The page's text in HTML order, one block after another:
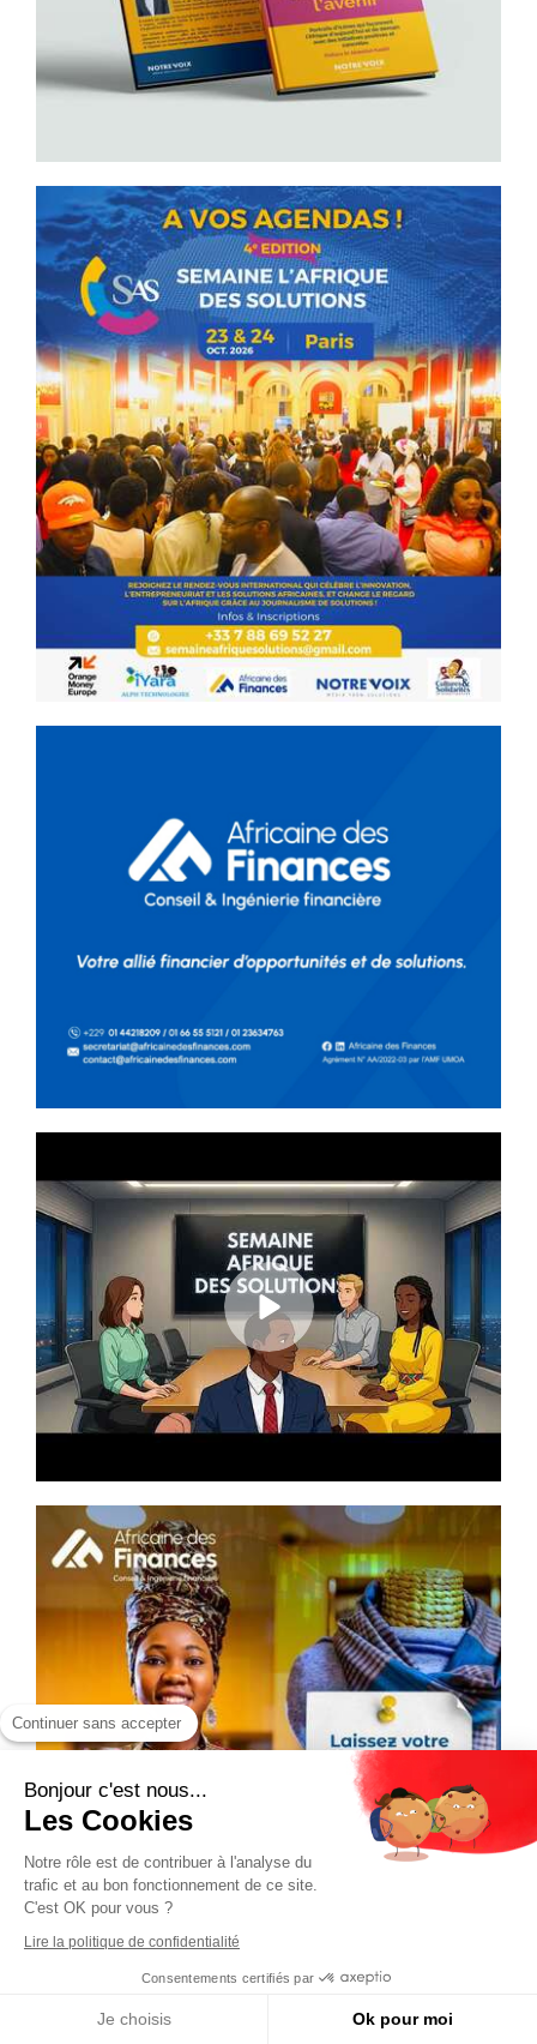
Continuer sans accepter
Bonjour c'est nous...
Les Cookies
Notre rôle est de contribuer à l'analyse du
trafic et au bon fonctionnement de ce site.
C'est OK pour vous ?
Lire la politique de confidentialité
Consentements certifiés par
Je choisis Ok pour moi